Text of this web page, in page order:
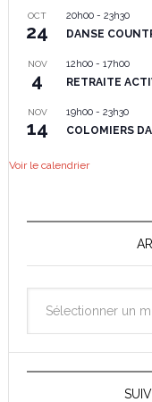
OCT
24
20h00- 23h30
DANSE
NOV
4
12h00- 17h00
RETRAITE
NOV
14
19h00- 23h30
COLOMIERS
Voir le calendrier
des
News